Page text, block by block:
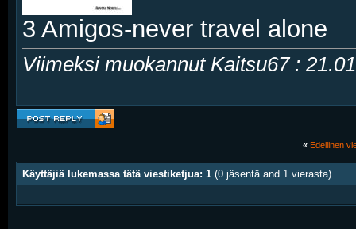
3 Amigos-never travel alone
Viimeksi muokannut Kaitsu67 :
« Edellinen
Käyttäjiä lukemassa tätä viestiketjua: 1 (0 jäsentä and 1 vierasta)